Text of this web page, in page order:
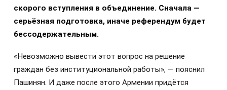
скорого вступления в объединение. Сначала —
серьёзная подготовка, иначе референдум будет
бессодержательным.
«Невозможно вывести этот вопрос на решение
граждан без институциональной работы», — пояснил
Пашинян. И даже после этого Армении придётся